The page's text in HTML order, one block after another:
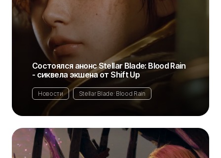
Состоялся анонс Stellar Blade: Blood Rain
- сиквела экшена от Shift Up
Новости Stellar Blade: Blood Rain